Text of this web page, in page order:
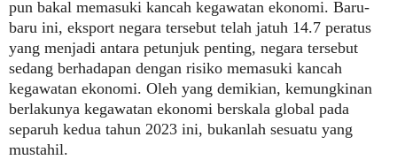
pun bakal memasuki kancah kegawatan ekonomi. Baru-
baru ini, eksport negara tersebut telah jatuh 14.7 peratus
yang menjadi antara petunjuk penting, negara tersebut
sedang berhadapan dengan risiko memasuki kancah
kegawatan ekonomi. Oleh yang demikian, kemungkinan
berlakunya kegawatan ekonomi berskala global pada
separuh kedua tahun 2023 ini, bukanlah sesuatu yang
mustahil.